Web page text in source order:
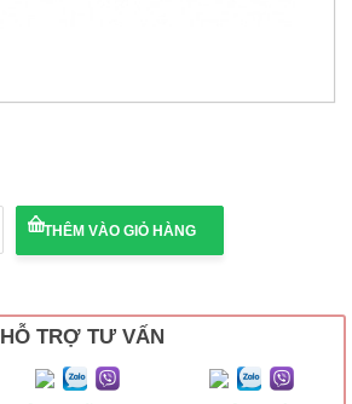
THÊM VÀO GIỎ HÀNG
HỖ TRỢ TƯ VẤN